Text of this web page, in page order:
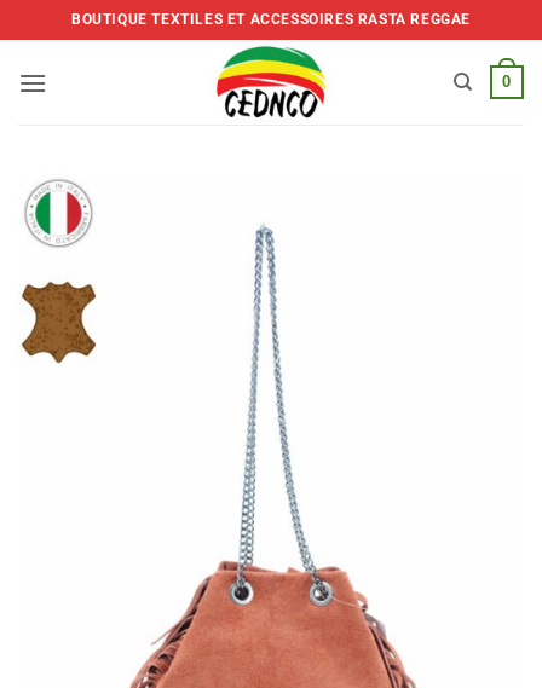
to
BOUTIQUE TEXTILES ET ACCESSOIRES RASTA REGGAE
0